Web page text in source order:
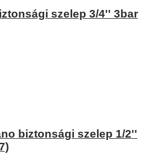
szelep 3/4'' 3bar
biztonsági szelep 1/2''